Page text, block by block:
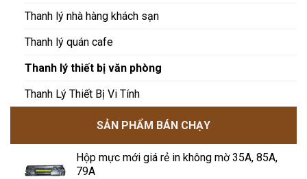
Thanh lý nhà hàng khách sạn
Thanh lý quán cafe
Thanh lý thiết bị văn phòng
Thanh Lý Thiết Bị Vi Tính
SẢN PHẨM BÁN CHẠY
Hộp mực mới giá rẻ in không mờ 35A, 85A,
79A